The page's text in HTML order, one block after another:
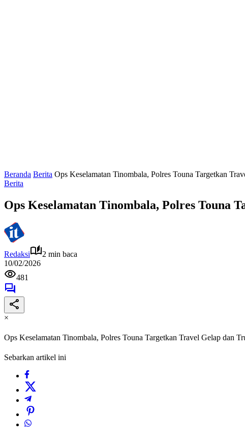
Beranda Berita Ops Keselamatan Tinombala, Polres Touna Targetkan
Berita
Ops Keselamatan Tinombala, Polres Touna
Redaksi
2 min baca
10/02/2026
481
×
Ops Keselamatan Tinombala, Polres Touna Targetkan Travel Gelap dan
Sebarkan artikel ini